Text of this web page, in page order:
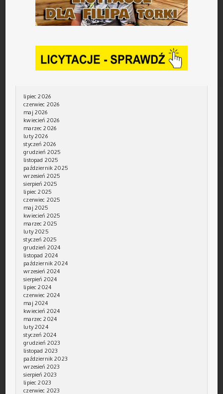
lipiec 2026
czerwiec 2026
maj 2026
kwiecień 2026
marzec 2026
luty 2026
styczeń 2026
grudzień 2025
listopad 2025
październik 2025
wrzesień 2025
sierpień 2025
lipiec 2025
czerwiec 2025
maj 2025
kwiecień 2025
marzec 2025
luty 2025
styczeń 2025
grudzień 2024
listopad 2024
październik 2024
wrzesień 2024
sierpień 2024
lipiec 2024
czerwiec 2024
maj 2024
kwiecień 2024
marzec 2024
luty 2024
styczeń 2024
grudzień 2023
listopad 2023
październik 2023
wrzesień 2023
sierpień 2023
lipiec 2023
czerwiec 2023